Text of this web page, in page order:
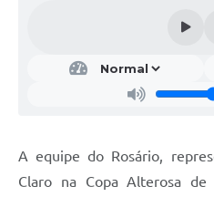
A equipe do Rosário,
Claro na Copa Alterosa